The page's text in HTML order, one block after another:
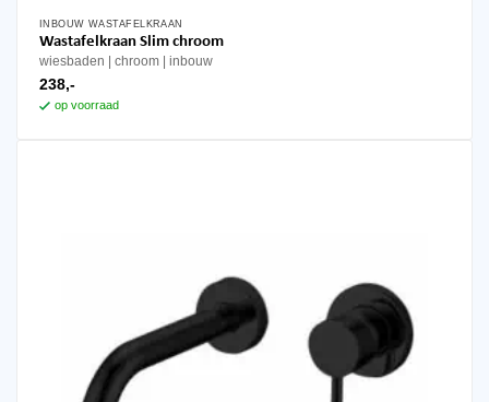
INBOUW WASTAFELKRAAN
Wastafelkraan Slim chroom
wiesbaden chroom inbouw
238,-
op voorraad